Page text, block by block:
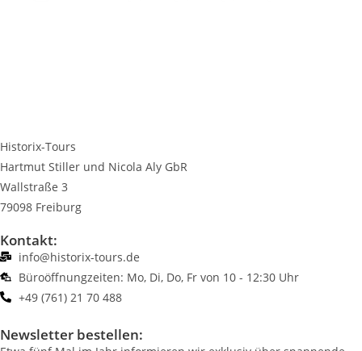
Historix-Tours
Hartmut Stiller und Nicola Aly GbR
Wallstraße 3
79098 Freiburg
Kontakt:
info@historix-tours.de
Büroöffnungzeiten: Mo, Di, Do, Fr von 10 - 12:30 Uhr
+49 (761) 21 70 488
Newsletter bestellen: